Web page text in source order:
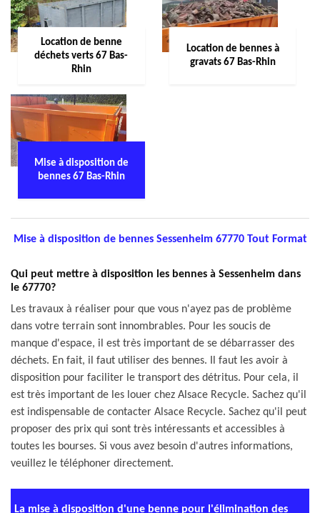
Location de benne
déchets verts 67 Bas-
Rhin
Location de bennes à
gravats 67 Bas-Rhin
Mise à disposition de
bennes 67 Bas-Rhin
Mise à disposition de bennes Sessenheim 67770 Tout Format
Qui peut mettre à disposition les bennes à Sessenheim dans
le 67770?
Les travaux à réaliser pour que vous n'ayez pas de problème
dans votre terrain sont innombrables. Pour les soucis de
manque d'espace, il est très important de se débarrasser des
déchets. En fait, il faut utiliser des bennes. Il faut les avoir à
disposition pour faciliter le transport des détritus. Pour cela, il
est très important de les louer chez Alsace Recycle. Sachez qu'il
est indispensable de contacter Alsace Recycle. Sachez qu'il peut
proposer des prix qui sont très intéressants et accessibles à
toutes les bourses. Si vous avez besoin d'autres informations,
veuillez le téléphoner directement.
La mise à disposition d'une benne pour l'élimination des